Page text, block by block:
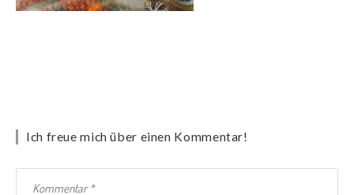
Ich freue mich über einen Kommentar!